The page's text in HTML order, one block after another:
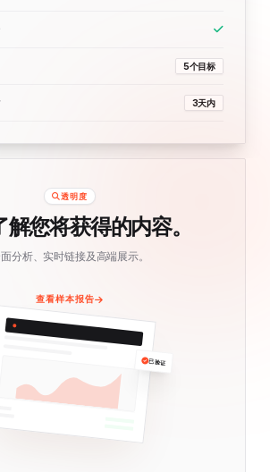
5个目标
3天内
透明度
您将获得的内容。
分析、实时链接及高端展示。
查看样本报告
已验证